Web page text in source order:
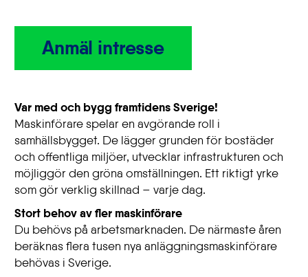
Anmäl intresse
Var med och bygg framtidens Sverige!
Maskinförare spelar en avgörande roll i
samhällsbygget. De lägger grunden för bostäder
och offentliga miljöer, utvecklar infrastrukturen och
möjliggör den gröna omställningen. Ett riktigt yrke
som gör verklig skillnad – varje dag.
Stort behov av fler maskinförare
Du behövs på arbetsmarknaden. De närmaste åren
beräknas flera tusen nya anläggningsmaskinförare
behövas i Sverige.